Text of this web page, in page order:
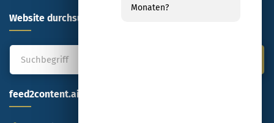
Website durchsuchen
feed2content.ai
Monaten?